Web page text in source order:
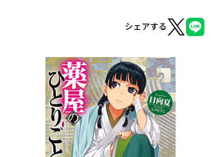
ヒーロー文庫
ヒーローコミックス
シェアする